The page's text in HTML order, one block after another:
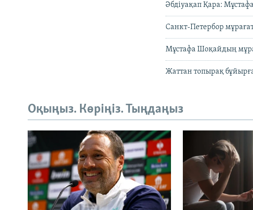
Әбдіуақап Қара:
Санкт-Петербор
Мұстафа Шоқайдың
Жаттан топырақ
Оқыңыз. Көріңіз. Тыңдаңыз